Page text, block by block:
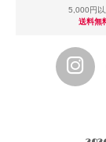
5,000円以
送料無